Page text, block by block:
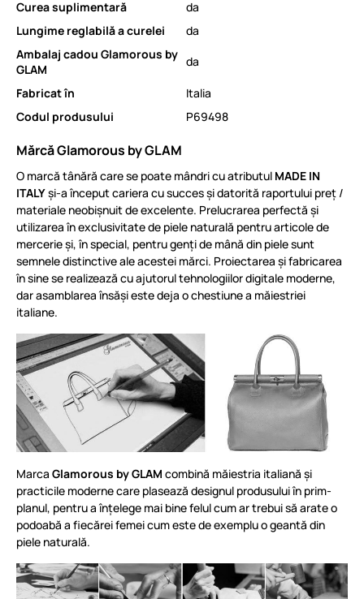
Curea suplimentară
da
Lungime reglabilă a curelei
da
Ambalaj cadou Glamorous by
GLAM
da
Fabricat în
Italia
Codul produsului
P69498
Mărcă Glamorous by GLAM
O marcă tânără care se poate mândri cu atributul MADE IN
ITALYși-a început cariera cu succes și datorită raportului preț /
materiale neobișnuit de excelente. Prelucrarea perfectă și
utilizarea în exclusivitate de piele naturală pentru articole de
mercerie și, în special, pentru genți de mână din piele sunt
semnele distinctive ale acestei mărci. Proiectarea și fabricarea
în sine se realizează cu ajutorul tehnologiilor digitale moderne,
dar asamblarea însăși este deja o chestiune a măiestriei
italiane.
Marca Glamorous by GLAM combină măiestria italiană și
practicile moderne care plasează designul produsului în prim-
planul, pentru a înțelege mai bine felul cum ar trebui să arate o
podoabă a fiecărei femei cum este de exemplu o geantă din
piele naturală.